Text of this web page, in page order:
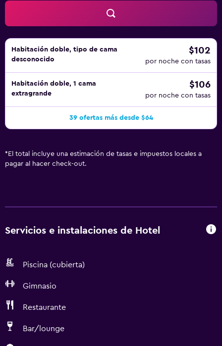
Habitación doble, tipo de cama
desconocido
$102
por noche con tasas
Habitación doble, 1 cama
extragrande
$106
por noche con tasas
39 ofertas más desde $64
* El total incluye una estimación de tasas e impuestos locales a
pagar al hacer check-out.
Servicios e instalaciones de Hotel
Piscina (cubierta)
Gimnasio
Restaurante
Bar/lounge